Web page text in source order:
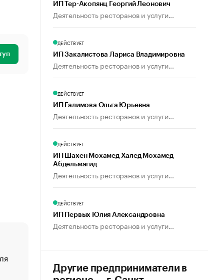
создавшей GTA
ИП Тер-Акопянц Георгий Леонович
Деятельность ресторанов и услуги...
ДЕЙСТВУЕТ
ИП Закалистова Лариса Владимировна
Деятельность ресторанов и услуги...
ДЕЙСТВУЕТ
ИП Галимова Ольга Юрьевна
Деятельность ресторанов и услуги...
ДЕЙСТВУЕТ
ИП Шахен Мохамед Халед Мохамед
Абдельмагид
Деятельность ресторанов и услуги...
ДЕЙСТВУЕТ
ИП Первых Юлия Александровна
Деятельность ресторанов и услуги...
Другие предприниматели в